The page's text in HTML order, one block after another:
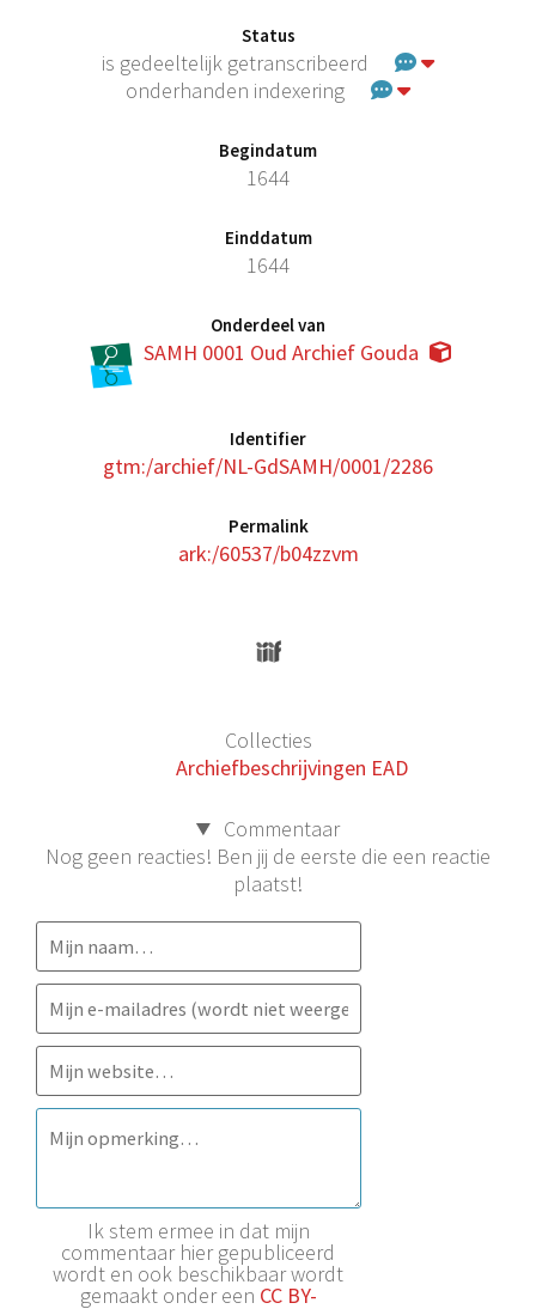
Status
is gedeeltelijk getranscribeerd
onderhanden indexering
Begindatum
1644
Einddatum
1644
Onderdeel van
SAMH 0001 Oud Archief Gouda
Identifier
gtm:/archief/NL-GdSAMH/0001/2286
Permalink
ark:/60537/b04zzvm
Collecties
Archiefbeschrijvingen EAD
Commentaar
Nog geen reacties! Ben jij de eerste die een reactie
plaatst!
Ik stem ermee in dat mijn
commentaar hier gepubliceerd
wordt en ook beschikbaar wordt
gemaakt onder een CC BY-